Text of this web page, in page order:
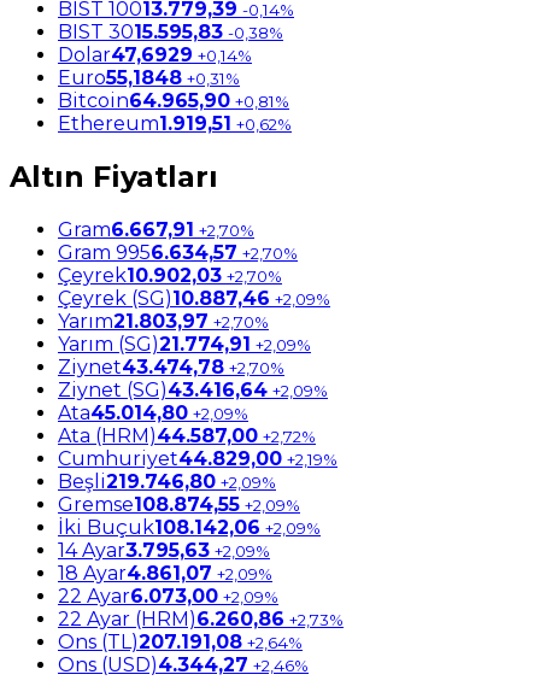
BIST 10013.779,39 -0,14%
BIST 3015.595,83 -0,38%
Dolar47,6929 +0,14%
Euro55,1848 +0,31%
Bitcoin64.965,90 +0,81%
Ethereum1.919,51 +0,62%
Altın Fiyatları
Gram6.667,91 +2,70%
Gram 9956.634,57 +2,70%
Çeyrek10.902,03 +2,70%
Çeyrek (SG)10.887,46 +2,09%
Yarım21.803,97 +2,70%
Yarım (SG)21.774,91 +2,09%
Ziynet43.474,78 +2,70%
Ziynet (SG)43.416,64 +2,09%
Ata45.014,80 +2,09%
Ata (HRM)44.587,00 +2,72%
Cumhuriyet44.829,00 +2,19%
Beşli219.746,80 +2,09%
Gremse108.874,55 +2,09%
İki Buçuk108.142,06 +2,09%
14 Ayar3.795,63 +2,09%
18 Ayar4.861,07 +2,09%
22 Ayar6.073,00 +2,09%
22 Ayar (HRM)6.260,86 +2,73%
Ons (TL)207.191,08 +2,64%
Ons (USD)4.344,27 +2,46%